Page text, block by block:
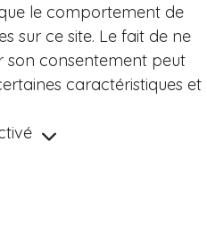
le comportement de
sur ce site. Le fait de ne
son consentement peut
caractéristiques et